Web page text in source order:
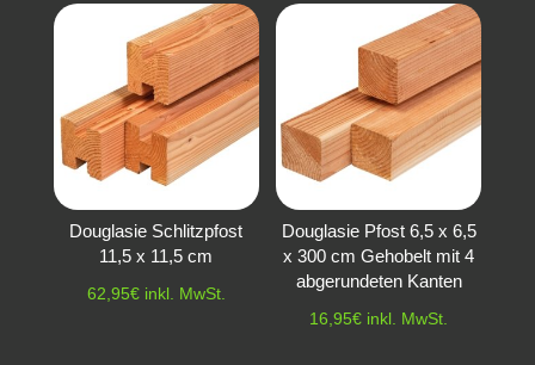
Douglasie Schlitzpfost
11,5 x 11,5 cm
62,95€ inkl. MwSt.
Douglasie Pfost 6,5 x 6,5
x 300 cm Gehobelt mit 4
abgerundeten Kanten
16,95€ inkl. MwSt.